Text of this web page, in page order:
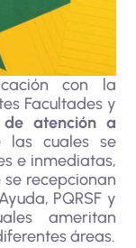
con la
Facultades y
de atención a
las cuales se
e inmediatas,
recepcionan
PQRSF y
ameritan
áreas.